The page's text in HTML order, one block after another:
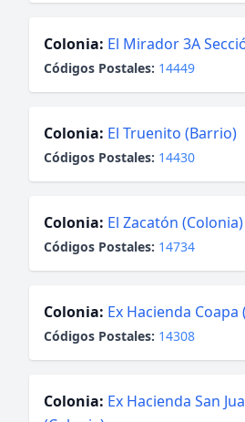
Colonia: El Mirador 3A
Códigos Postales: 14449
Colonia: El Truenito (Barrio)
Códigos Postales: 14430
Colonia: El Zacatón (Colonia)
Códigos Postales: 14734
Colonia: Ex Hacienda Coapa
Códigos Postales: 14308
Colonia: Ex Hacienda San